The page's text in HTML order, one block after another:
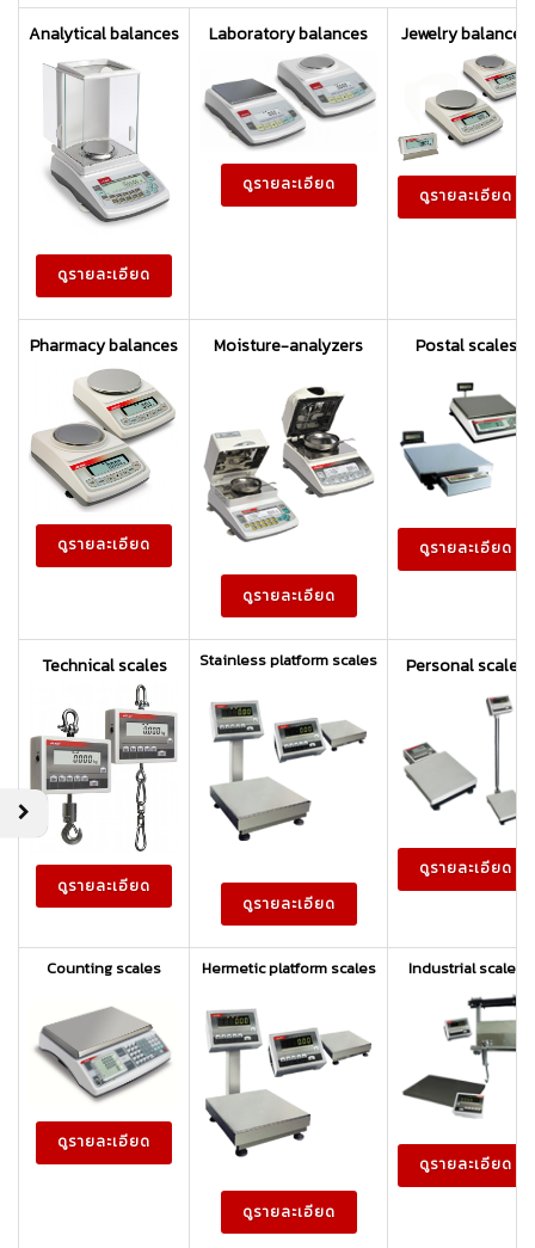
Analytical balances
ดูรายละเอียด
Laboratory balances
ดูรายละเอียด
Jewelry balances
ดูรายละเอียด
Pharmacy balances
ดูรายละเอียด
Moisture-analyzers
ดูรายละเอียด
Postal scales
ดูรายละเอียด
Technical scales
ดูรายละเอียด
Stainless platform scales
ดูรายละเอียด
Personal scales
ดูรายละเอียด
Counting scales
ดูรายละเอียด
Hermetic platform scales
ดูรายละเอียด
Industrial scales
ดูรายละเอียด